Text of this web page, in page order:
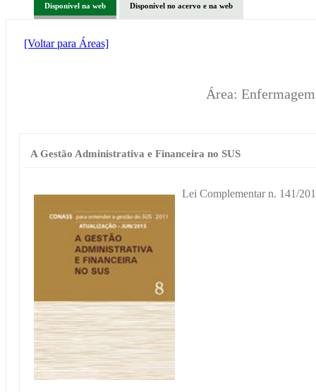
Disponível na web Disponível no acervo e na web
[Voltar para Áreas]
Área: Enfermagem
A Gestão Administrativa e Financeira no SUS
Lei Complementar n. 141/